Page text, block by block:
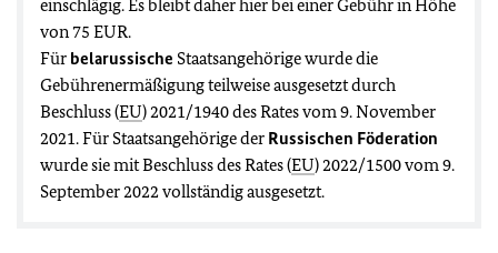
einschlägig. Es bleibt daher hier bei einer Gebühr in Höhe
von 75 EUR.
Für belarussische Staatsangehörige wurde die
Gebührenermäßigung teilweise ausgesetzt durch
Beschluss (EU) 2021/1940 des Rates vom 9. November
2021. Für Staatsangehörige der Russischen Föderation
wurde sie mit Beschluss des Rates (EU) 2022/1500 vom 9.
September 2022 vollständig ausgesetzt.